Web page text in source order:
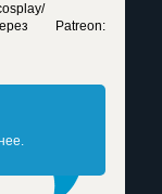
Patreon: